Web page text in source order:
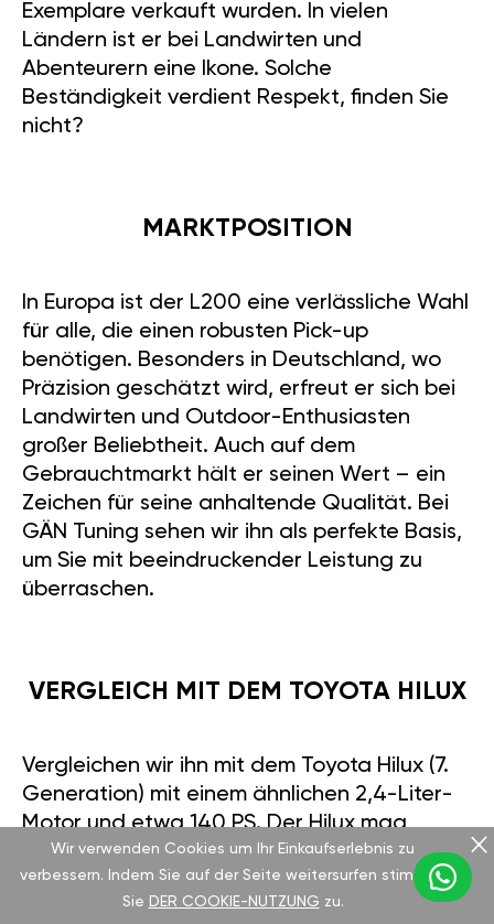
Exemplare verkauft wurden. In vielen
Ländern ist er bei Landwirten und
Abenteurern eine Ikone. Solche
Beständigkeit verdient Respekt, finden Sie
nicht?
MARKTPOSITION
In Europa ist der L200 eine verlässliche Wahl
für alle, die einen robusten Pick-up
benötigen. Besonders in Deutschland, wo
Präzision geschätzt wird, erfreut er sich bei
Landwirten und Outdoor-Enthusiasten
großer Beliebtheit. Auch auf dem
Gebrauchtmarkt hält er seinen Wert – ein
Zeichen für seine anhaltende Qualität. Bei
GÄN Tuning sehen wir ihn als perfekte Basis,
um Sie mit beeindruckender Leistung zu
überraschen.
VERGLEICH MIT DEM TOYOTA HILUX
Vergleichen wir ihn mit dem Toyota Hilux (7.
Generation) mit einem ähnlichen 2,4-Liter-
Motor und etwa 140 PS. Der Hilux mag
etwas mehr Leistung bieten, aber das
Drehmoment des L200 setzt früher ein,
ideal fürs Gelände. Beide erreichen rund 165
Wir verwenden Cookies um Ihr Einkaufserlebnis zu
verbessern. Indem Sie auf der Seite weitersurfen stimmen
Sie DER COOKIE-NUTZUNG zu.